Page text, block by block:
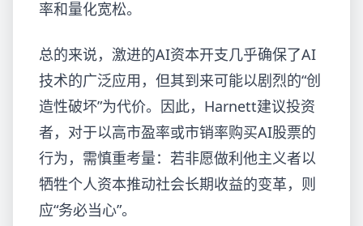
率和量化宽松。
总的来说，激进的AI资本开支几乎确保了AI
技术的广泛应用，但其到来可能以剧烈的“创
造性破坏”为代价。因此，Harnett建议投资
者，对于以高市盈率或市销率购买AI股票的
行为，需慎重考量：若非愿做利他主义者以
牺牲个人资本推动社会长期收益的变革，则
应“务必当心”。